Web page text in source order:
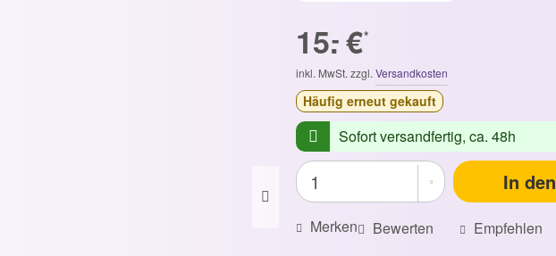
15.
- €
*
inkl. MwSt. zzgl.Versandkosten
Häufigerneut gekauft
Sofort versandfertig, ca. 48h
In den
Merken Bewerten
Empfehlen